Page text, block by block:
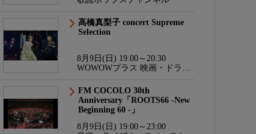
高橋真梨子 concert Supreme
Selection
8月9日(日) 19:00～20:30
WOWOWプラス 映画・ドラ
FM COCOLO 30th
Anniversary「ROOTS66 -New
Beginning 60 -」
8月9日(日) 19:00～23:00